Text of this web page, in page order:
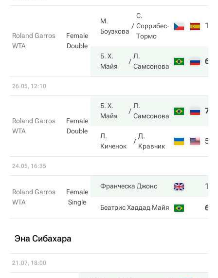
Roland Garros
WTA
Female
Double
М.
Боузкова
С.
Соррибес-
Тормо
1
Б. Х.
Майя
Л.
Самсонова
6
26.05, 12:10
Roland Garros
WTA
Female
Double
Б. Х.
Майя
Л.
Самсонова
7
Л.
Киченок
Д.
Кравчик
5
24.05, 16:35
Roland Garros
WTA
Female
Single
Франческа Джонс 1
Беатрис Хаддад Майя 6
Эна Сибахара
21.07, 18:00